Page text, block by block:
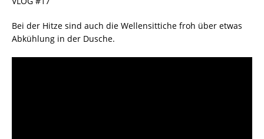
Bei der Hitze sind auch die Wellensittiche froh über etwas
Abkühlung in der Dusche.